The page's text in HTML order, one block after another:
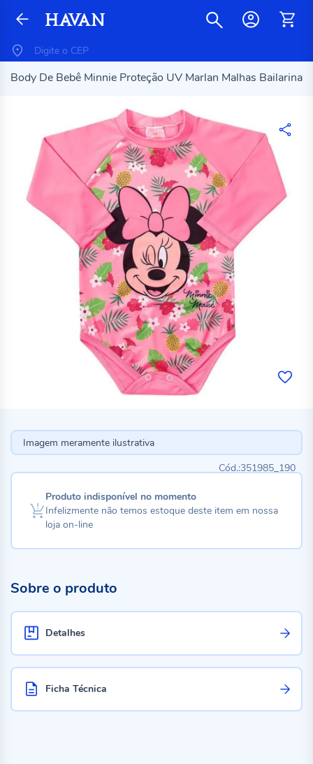
Body De Bebê Minnie Proteção UV Marlan Malhas Bailarina
Imagem meramente ilustrativa
351985_190
Produto indisponível no momento
Infelizmente não temos estoque deste item em nossa
loja on-line
Sobre o produto
Detalhes
Ficha Técnica